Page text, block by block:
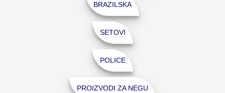
BRAZILSKA
SETOVI
POLICE
PROIZVODI ZA NEGU